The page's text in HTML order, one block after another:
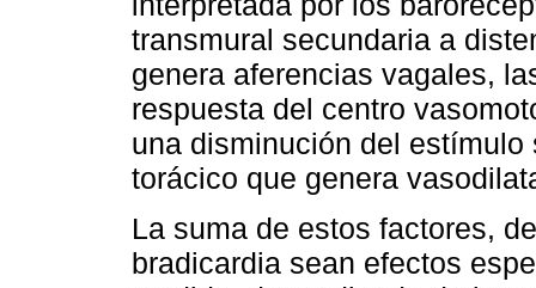
transmural secundaria a
genera aferencias vagales,
respuesta del centro
una disminución del
torácico que genera
La suma de estos factores,
bradicardia sean efectos